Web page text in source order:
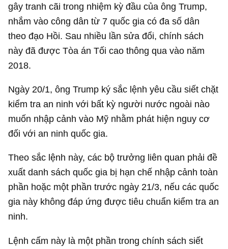
gây tranh cãi trong nhiệm kỳ đầu của ông Trump,
nhắm vào công dân từ 7 quốc gia có đa số dân
theo đạo Hồi. Sau nhiều lần sửa đổi, chính sách
này đã được Tòa án Tối cao thông qua vào năm
2018.
Ngày 20/1, ông Trump ký sắc lệnh yêu cầu siết chặt
kiểm tra an ninh với bất kỳ người nước ngoài nào
muốn nhập cảnh vào Mỹ nhằm phát hiện nguy cơ
đối với an ninh quốc gia.
Theo sắc lệnh này, các bộ trưởng liên quan phải đề
xuất danh sách quốc gia bị hạn chế nhập cảnh toàn
phần hoặc một phần trước ngày 21/3, nếu các quốc
gia này không đáp ứng được tiêu chuẩn kiểm tra an
ninh.
Lệnh cấm này là một phần trong chính sách siết